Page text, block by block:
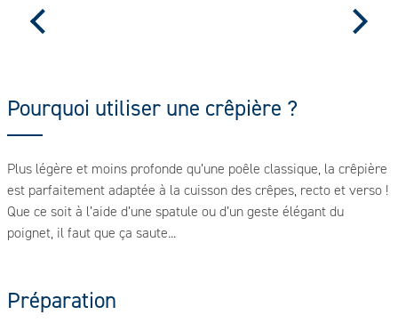
Préparation
Pourquoi utiliser une crêpière ?
Plus légère et moins profonde qu’une poêle classique, la crêpière
est parfaitement adaptée à la cuisson des crêpes, recto et verso !
Que ce soit à l’aide d’une spatule ou d’un geste élégant du
poignet, il faut que ça saute...